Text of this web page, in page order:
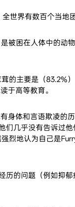
世界有数百个当地
被困在人体中的动
的主要是（83.2%
于高等教育。
身体和言语欺凌的
几乎没有告诉过
烈地认为自己是
的问题（例如抑